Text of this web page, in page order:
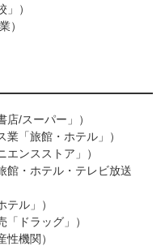
）
）
/スーパー」）
「旅館・ホテル」）
ンスストア」）
館・ホテル・テレビ放送
ル」）
ドラッグ」）
機関）